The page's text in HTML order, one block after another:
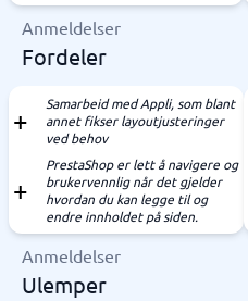
Anmeldelser
Fordeler
Samarbeid med Appli, som blant
annet fikser layoutjusteringer
ved behov
PrestaShop er lett å navigere og
brukervennlig når det gjelder
hvordan du kan legge til og
endre innholdet på siden.
Anmeldelser
Ulemper